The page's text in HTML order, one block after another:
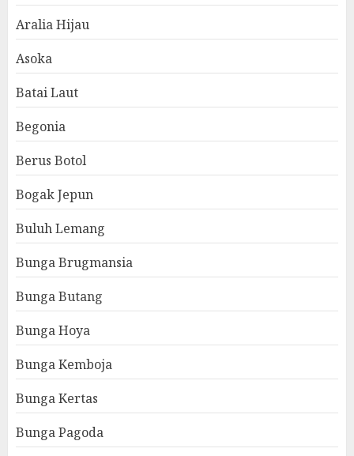
Aralia Hijau
Asoka
Batai Laut
Begonia
Berus Botol
Bogak Jepun
Buluh Lemang
Bunga Brugmansia
Bunga Butang
Bunga Hoya
Bunga Kemboja
Bunga Kertas
Bunga Pagoda